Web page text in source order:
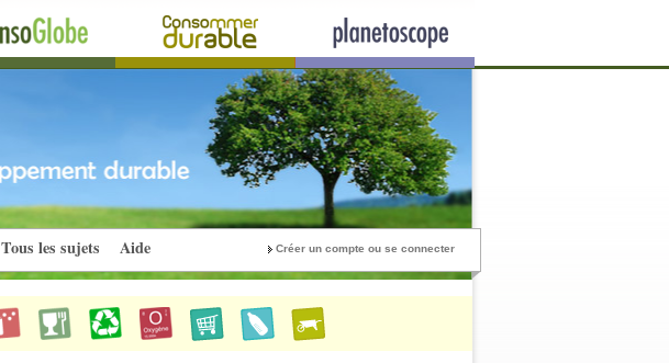
Tous les sujets Aide Créer un compte ou se connecter